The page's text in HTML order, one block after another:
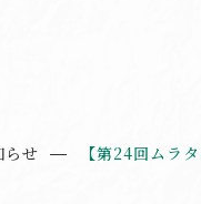
らせ 【第24回ムラ